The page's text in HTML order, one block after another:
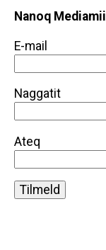
Nanoq
E-mail
Naggatit
Ateq